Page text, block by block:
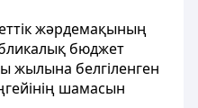
жәрдемақының
бюджет
жылына белгіленген
шамасын